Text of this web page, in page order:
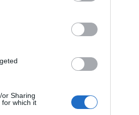
Sharing
which it